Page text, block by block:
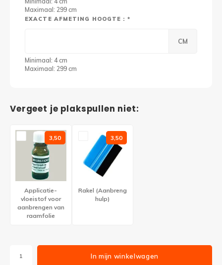
Maximaal: 299 cm
EXACTE AFMETING HOOGTE : *
CM
Minimaal: 4 cm
Maximaal: 299 cm
Vergeet je plakspullen niet:
3,50
Applicatie-
vloeistof voor
aanbrengen van
raamfolie
3,50
Rakel (Aanbreng
hulp)
In mijn winkelwagen